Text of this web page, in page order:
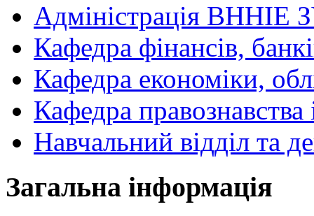
Адміністрація ВННІЕ
Кафедра фінансів,
Кафедра економіки,
Кафедра
Навчальний відділ та
Загальна інформація